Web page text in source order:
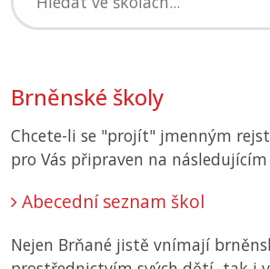
Brněnské školy
Chcete-li se "projít" jmenným
pro Vás připraven na
Abecední seznam škol
Nejen Brňané jistě vnímají